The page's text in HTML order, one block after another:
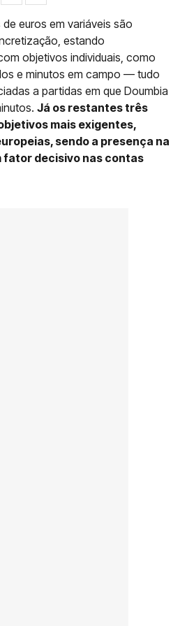
euros em variáveis são
estando
objetivos individuais, como
e minutos em campo — tudo
a partidas em que Doumbia
Já os restantes três
mais exigentes,
sendo a presença na
fator decisivo nas contas